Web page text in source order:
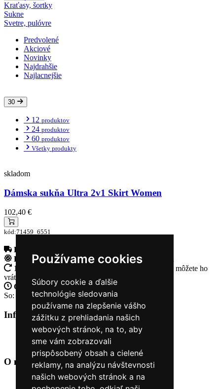
Používame cookies
Súbory cookie a ďalšie
technológie sledovania
používame na zlepšenie vášho
zážitku z prehliadania našich
webových stránok, na to, aby
sme vám zobrazovali
prispôsobený obsah a cielené
reklamy, na analýzu návštevnosti
našich webových stránok a na
Kraťasy, šortky
Sukne
Svetre, pulóvre
Predvolené
Akciové
Novinky
Najdrahšie
Najlacnejšie
30
12 produktov
24 produktov
60 produktov
Všetky produkty
skladom
Dámska sukňa Ultra 2v1 Skirt Women
102,40 €
kód:71459_6551
Doprava zadarmo
Rýchle dodanieTovar Vám odošleme do 24 hodín
14 Dní na vrátenie tovaru
Ak Vám tovar nesadne, môžete ho
vrátiť
Otvorené celý týždeňPo - pia: 8:30 - 16:30
So: 9:00 - 12:00
Informácie+
O nás
Kontakt
O nás +
Úvod